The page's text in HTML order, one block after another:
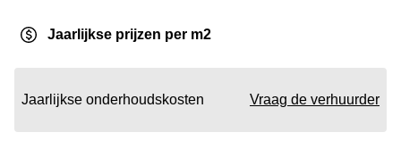
Jaarlijkse prijzen per m2
Jaarlijkse onderhoudskosten Vraag de verhuurder